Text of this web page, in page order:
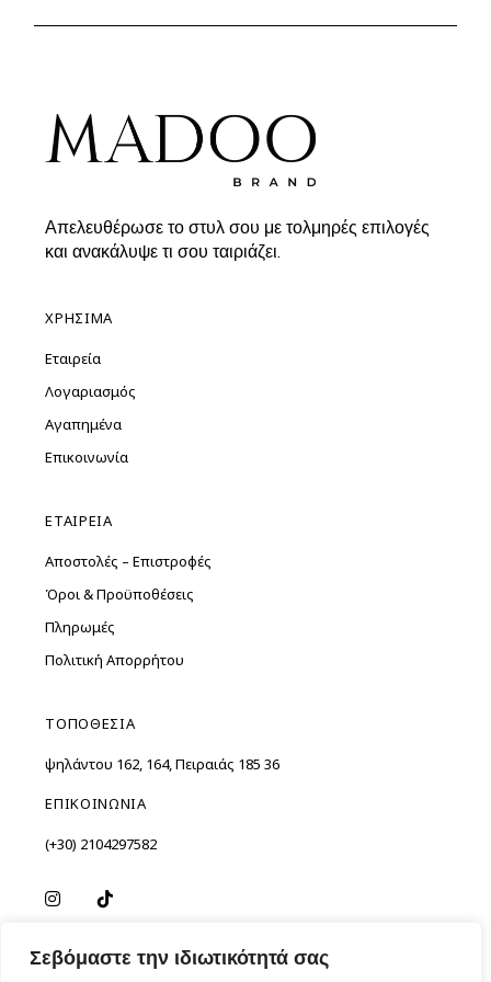
Σεβόμαστε την ιδιωτικότητά σας
Απελευθέρωσε το στυλ σου με τολμηρές επιλογές
και ανακάλυψε τι σου ταιριάζει.
ΧΡΗΣΙΜΑ
Εταιρεία
Λογαριασμός
Αγαπημένα
Επικοινωνία
ΕΤΑΙΡΕΙΑ
Αποστολές – Επιστροφές
Όροι & Προϋποθέσεις
Πληρωμές
Πολιτική Απορρήτου
ΤΟΠΟΘΕΣΙΑ
Ὑψηλάντου 162, 164, Πειραιάς 185 36
ΕΠΙΚΟΙΝΩΝΙΑ
(+30) 2104297582